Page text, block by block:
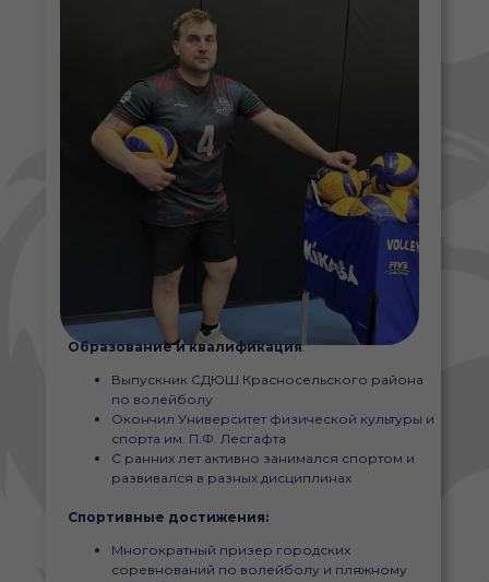
Образование и квалификация:
Выпускник СДЮШ Красносельского района
по волейболу
Окончил Университет физической культуры и
спорта им. П.Ф. Лесгафта
С ранних лет активно занимался спортом и
развивался в разных дисциплинах
Спортивные достижения:
Многократный призер городских
соревнований по волейболу и пляжному